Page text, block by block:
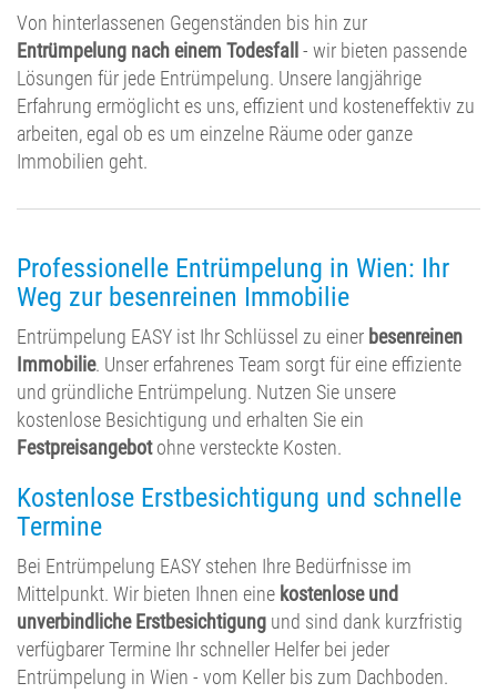
Von hinterlassenen Gegenständen bis hin zur
Entrümpelung nach einem Todesfall - wir bieten passende
Lösungen für jede Entrümpelung. Unsere langjährige
Erfahrung ermöglicht es uns, effizient und kosteneffektiv zu
arbeiten, egal ob es um einzelne Räume oder ganze
Immobilien geht.
Professionelle Entrümpelung in Wien: Ihr
Weg zur besenreinen Immobilie
Entrümpelung EASY ist Ihr Schlüssel zu einer besenreinen
Immobilie. Unser erfahrenes Team sorgt für eine effiziente
und gründliche Entrümpelung. Nutzen Sie unsere
kostenlose Besichtigung und erhalten Sie ein
Festpreisangebotohne versteckte Kosten.
Kostenlose Erstbesichtigung und schnelle
Termine
Bei Entrümpelung EASY stehen Ihre Bedürfnisse im
Mittelpunkt. Wir bieten Ihnen eine kostenlose und
unverbindliche Erstbesichtigung und sind dank kurzfristig
verfügbarer Termine Ihr schneller Helfer bei jeder
Entrümpelung in Wien - vom Keller bis zum Dachboden.